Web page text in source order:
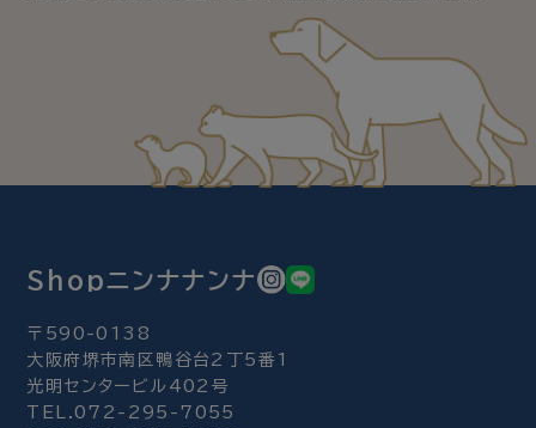
Shopニンナナンナ
〒590-0138
大阪府堺市南区鴨谷台2丁5番1
光明センタービル402号
TEL.072-295-7055